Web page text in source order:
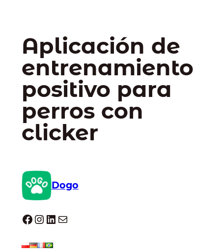
Aplicación de
entrenamiento
positivo para
perros con
clicker
Dogo
Dogo facebook InstagramLinkedIn Correo electrónico